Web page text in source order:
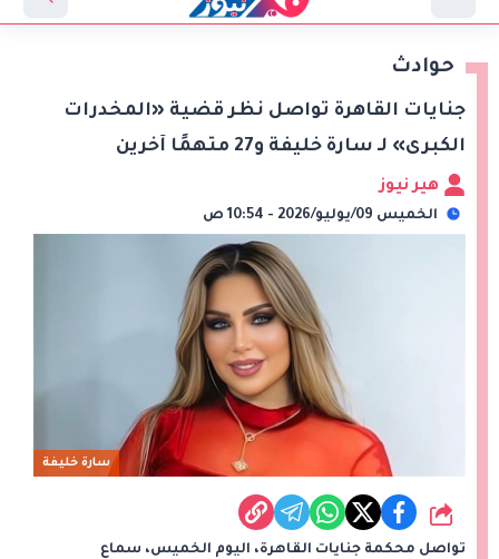
حوادث
جنايات القاهرة تواصل نظر قضية «المخدرات
الكبرى» لـ سارة خليفة و27 متهمًا آخرين
هير نيوز
الخميس 09/يوليو/2026 - 10:54 ص
سارة خليفة
شارك
تواصل محكمة جنايات القاهرة، اليوم الخميس، سماع